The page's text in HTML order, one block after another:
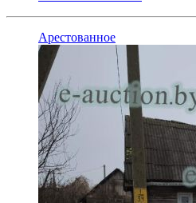
Арестованное